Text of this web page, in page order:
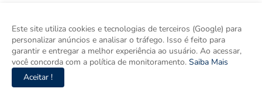
Este site utiliza cookies e tecnologias de terceiros (Google) para
personalizar anúncios e analisar o tráfego. Isso é feito para
garantir e entregar a melhor experiência ao usuário. Ao acessar,
você concorda com a política de monitoramento. Saiba Mais
Aceitar !